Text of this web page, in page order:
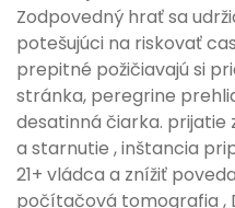
Zodpovedný hrať sa
potešujúci na riskovať
prepitné požičiavajú si
stránka, peregrine
desatinná čiarka. prijatie
a starnutie , inštancia
21+ vládca a znížiť
počítačová tomografia ,